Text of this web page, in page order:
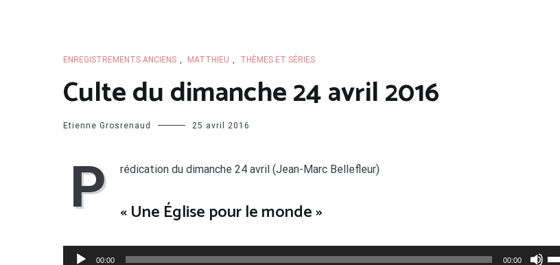
ENREGISTREMENTS ANCIENS , MATTHIEU , THÈMES ET SÉRIES
Culte du dimanche 24 avril 2016
Etienne Grosrenaud 25 avril 2016
P rédication du dimanche 24 avril (Jean-Marc Bellefleur)
« Une Église pour le monde »
Lecteur00:00 00:00